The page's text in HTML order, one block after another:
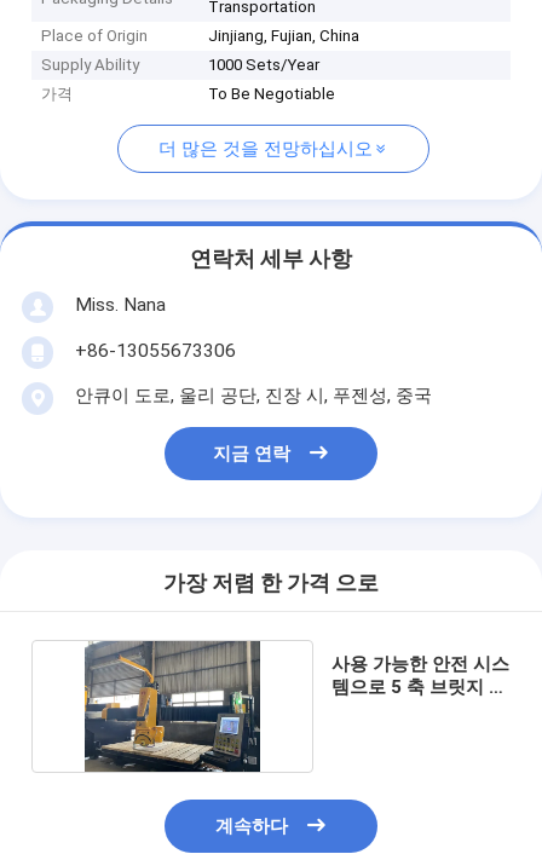
Transportation
Place of Origin
Jinjiang, Fujian, China
Supply Ability
1000 Sets/Year
가격
To Be Negotiable
더 많은 것을 전망하십시오
연락처 세부 사항
Miss. Nana
+86-13055673306
안큐이 도로, 울리 공단, 진장 시, 푸젠성, 중국
지금 연락
가장 저렴 한 가격 으로
사용 가능한 안전 시스
템으로 5 축 브릿지 절
계속하다